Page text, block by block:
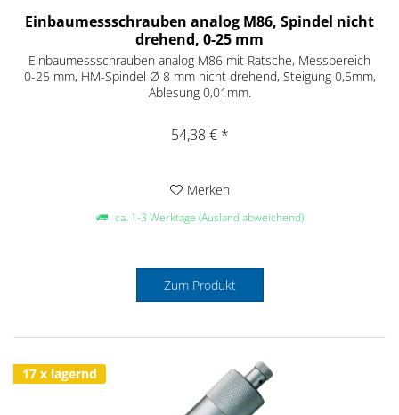
Einbaumessschrauben analog M86, Spindel nicht
drehend, 0-25 mm
Einbaumessschrauben analog M86 mit Ratsche, Messbereich
0-25 mm, HM-Spindel Ø 8 mm nicht drehend, Steigung 0,5mm,
Ablesung 0,01mm.
54,38 € *
Merken
ca. 1-3 Werktage (Ausland abweichend)
Zum Produkt
17 x lagernd